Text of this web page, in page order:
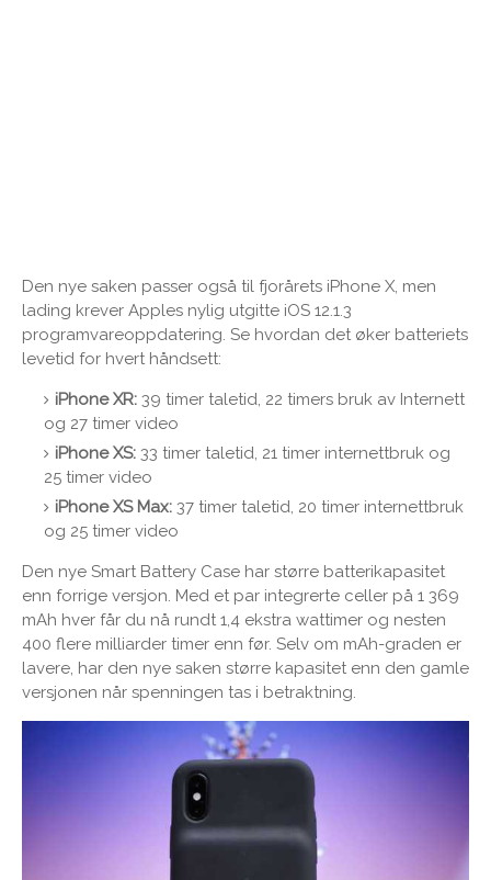
Den nye saken passer også til fjorårets iPhone X, men
lading krever Apples nylig utgitte iOS 12.1.3
programvareoppdatering. Se hvordan det øker batteriets
levetid for hvert håndsett:
iPhone XR: 39 timer taletid, 22 timers bruk av Internett
og 27 timer video
iPhone XS: 33 timer taletid, 21 timer internettbruk og
25 timer video
iPhone XS Max: 37 timer taletid, 20 timer internettbruk
og 25 timer video
Den nye Smart Battery Case har større batterikapasitet
enn forrige versjon. Med et par integrerte celler på 1 369
mAh hver får du nå rundt 1,4 ekstra wattimer og nesten
400 flere milliarder timer enn før. Selv om mAh-graden er
lavere, har den nye saken større kapasitet enn den gamle
versjonen når spenningen tas i betraktning.